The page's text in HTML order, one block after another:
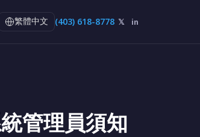
繁體中文 (403) 618-8778 𝕏 in
管理員須知